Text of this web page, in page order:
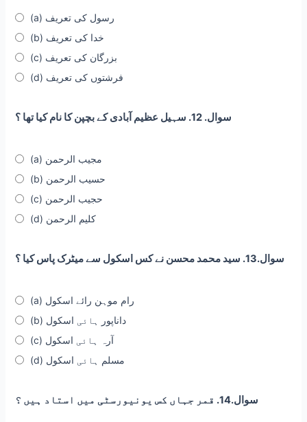
(a) رسول کی تعریف
(b) خدا کی تعریف
(c) بزرگان کی تعریف
(d) فرشتوں کی تعریف
سوال. 12. سہیل عظیم آبادی کے بچپن کا نام کیا تھا ؟
(a) مجیب الرحمن
(b) حسیب الرحمن
(c) حجیب الرحمن
(d) کلیم الرحمن
سوال.13. سید محمد محسن نے کس اسکول سے میٹرک پاس کیا ؟
(a) رام موہن رائے اسکول
(b) داناپور ہائی اسکول
(c) آرہ ہائی اسکول
(d) مسلم ہائی اسکول
سوال.14. قمر جہاں کس یونیورسٹی میں استاد ہیں ؟